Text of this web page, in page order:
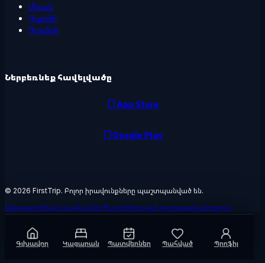
Սեւան
Գառնի
Գյումրի
Ներբեռնեք հավելվածը
App Store
Google Play
© 2026 FirstTrip. Բոլոր իրավունքները պաշտպանված են.
Օգտագործման պայմաններԳաղտնիության քաղաքականություն
Գլխավոր Կացարան Պատվերներ Պահված Պրոֆիլ